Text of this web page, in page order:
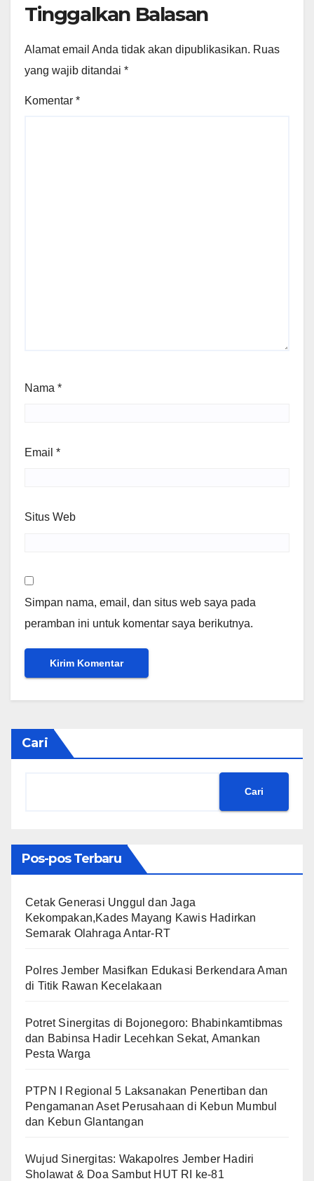
Tinggalkan Balasan
Alamat email Anda tidak akan dipublikasikan. Ruas
yang wajib ditandai *
Komentar *
Nama *
Email *
Situs Web
Simpan nama, email, dan situs web saya pada
peramban ini untuk komentar saya berikutnya.
Cari
Cari
Pos-pos Terbaru
Cetak Generasi Unggul dan Jaga
Kekompakan,Kades Mayang Kawis Hadirkan
Semarak Olahraga Antar-RT
Polres Jember Masifkan Edukasi Berkendara Aman
di Titik Rawan Kecelakaan
​Potret Sinergitas di Bojonegoro: Bhabinkamtibmas
dan Babinsa Hadir Lecehkan Sekat, Amankan
Pesta Warga
PTPN I Regional 5 Laksanakan Penertiban dan
Pengamanan Aset Perusahaan di Kebun Mumbul
dan Kebun Glantangan
Wujud Sinergitas: Wakapolres Jember Hadiri
Sholawat & Doa Sambut HUT RI ke-81